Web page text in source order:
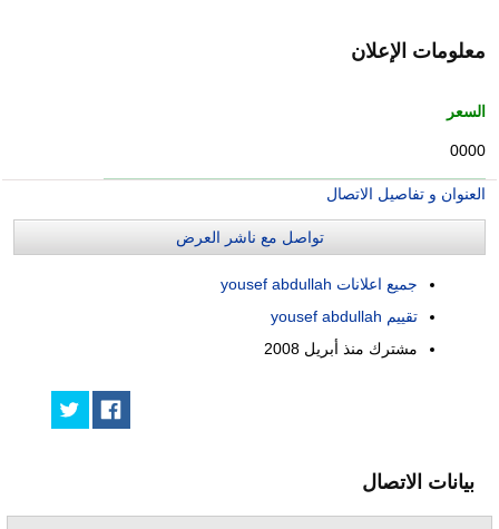
معلومات الإعلان
السعر
0000
العنوان و تفاصيل الاتصال
تواصل مع ناشر العرض
جميع اعلانات yousef abdullah
تقييم yousef abdullah
مشترك منذ أبريل 2008
بيانات الاتصال